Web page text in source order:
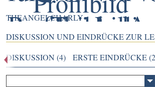
THEANGELCHARLY
DISKUSSION UND EINDRÜCKE ZUR
DISKUSSION (4)
ERSTE EINDRÜCKE